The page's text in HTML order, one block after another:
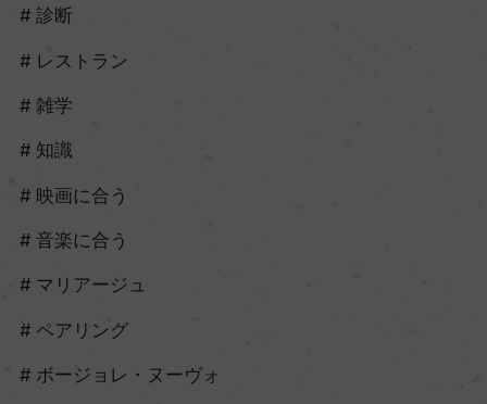
診断
レストラン
雑学
知識
映画に合う
音楽に合う
マリアージュ
ペアリング
ボージョレ・ヌーヴォ